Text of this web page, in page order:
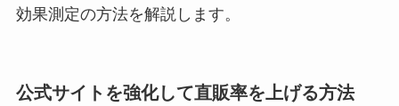
効果測定の方法を解説します。
公式サイトを強化して直販率を上げる方法